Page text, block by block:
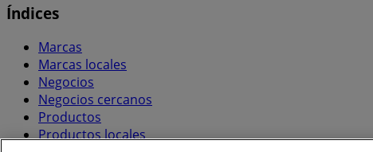
Índices
Marcas
Marcas locales
Negocios
Negocios cercanos
Productos
Productos locales